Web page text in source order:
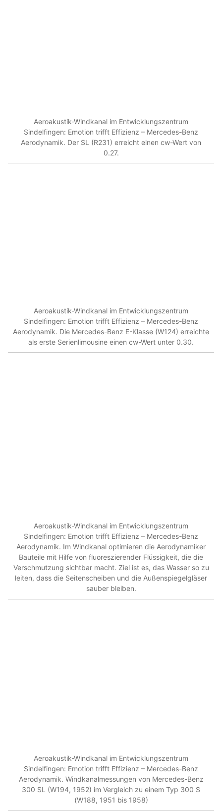
Aeroakustik-Windkanal im Entwicklungszentrum
Sindelfingen: Emotion trifft Effizienz – Mercedes-Benz
Aerodynamik. Der SL (R231) erreicht einen cw-Wert von
0.27.
Aeroakustik-Windkanal im Entwicklungszentrum
Sindelfingen: Emotion trifft Effizienz – Mercedes-Benz
Aerodynamik. Die Mercedes-Benz E-Klasse (W124) erreichte
als erste Serienlimousine einen cw-Wert unter 0.30.
Aeroakustik-Windkanal im Entwicklungszentrum
Sindelfingen: Emotion trifft Effizienz – Mercedes-Benz
Aerodynamik. Im Windkanal optimieren die Aerodynamiker
Bauteile mit Hilfe von fluoreszierender Flüssigkeit, die die
Verschmutzung sichtbar macht. Ziel ist es, das Wasser so zu
leiten, dass die Seitenscheiben und die Außenspiegelgläser
sauber bleiben.
Aeroakustik-Windkanal im Entwicklungszentrum
Sindelfingen: Emotion trifft Effizienz – Mercedes-Benz
Aerodynamik. Windkanalmessungen von Mercedes-Benz
300 SL (W194, 1952) im Vergleich zu einem Typ 300 S
(W188, 1951 bis 1958)